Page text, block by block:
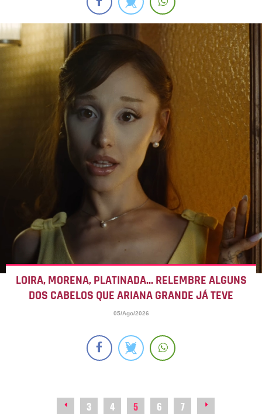
LOIRA, MORENA, PLATINADA... RELEMBRE ALGUNS
DOS CABELOS QUE ARIANA GRANDE JÁ TEVE
05/Ago/2026
3 4 5 6 7